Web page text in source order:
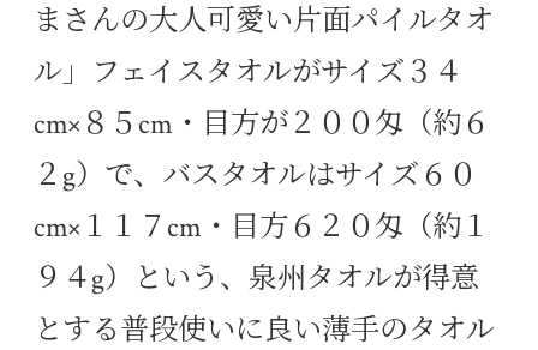
まさんの大人可愛い片面パイルタオ
ル」
フェイスタオルがサイズ３４
cm×８５cm・目方が２００匁（約６
２g）で、バスタオルはサイズ６０
cm×１１７cm・目方６２０匁（約１
９４g）という、泉州タオルが得意
とする普段使いに良い薄手のタオル